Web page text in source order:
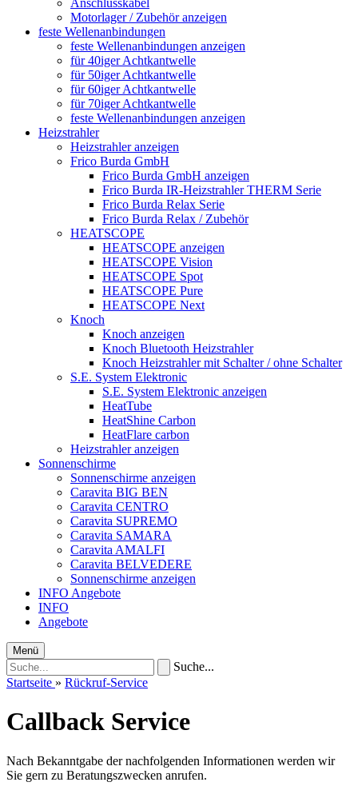
Anschlusskabel
Motorlager / Zubehör anzeigen
feste Wellenanbindungen
feste Wellenanbindungen anzeigen
für 40iger Achtkantwelle
für 50iger Achtkantwelle
für 60iger Achtkantwelle
für 70iger Achtkantwelle
feste Wellenanbindungen anzeigen
Heizstrahler
Heizstrahler anzeigen
Frico Burda GmbH
Frico Burda GmbH anzeigen
Frico Burda IR-Heizstrahler THERM Serie
Frico Burda Relax Serie
Frico Burda Relax / Zubehör
HEATSCOPE
HEATSCOPE anzeigen
HEATSCOPE Vision
HEATSCOPE Spot
HEATSCOPE Pure
HEATSCOPE Next
Knoch
Knoch anzeigen
Knoch Bluetooth Heizstrahler
Knoch Heizstrahler mit Schalter / ohne Schalter
S.E. System Elektronic
S.E. System Elektronic anzeigen
HeatTube
HeatShine Carbon
HeatFlare carbon
Heizstrahler anzeigen
Sonnenschirme
Sonnenschirme anzeigen
Caravita BIG BEN
Caravita CENTRO
Caravita SUPREMO
Caravita SAMARA
Caravita AMALFI
Caravita BELVEDERE
Sonnenschirme anzeigen
INFO Angebote
INFO
Angebote
Menü
Suche...
Startseite » Rückruf-Service
Callback Service
Nach Bekanntgabe der nachfolgenden Informationen werden wir
Sie gern zu Beratungszwecken anrufen.